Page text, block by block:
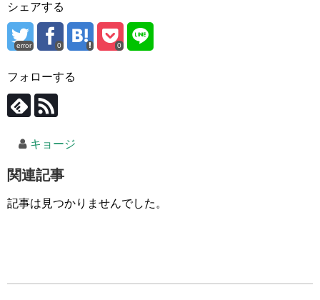
シェアする
error 0 0
フォローする
キョージ
関連記事
記事は見つかりませんでした。